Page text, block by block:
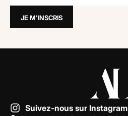
Suivez-nous sur Instagram